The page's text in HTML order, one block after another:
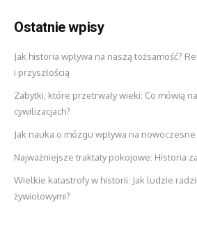
Ostatnie wpisy
Jak historia wpływa na naszą tożsamość?
i przyszłością
Zabytki, które przetrwały wieki: Co mówią
cywilizacjach?
Jak nauka o mózgu wpływa na
Najważniejsze traktaty pokojowe: Historia
Wielkie katastrofy w historii: Jak ludzie
żywiołowymi?